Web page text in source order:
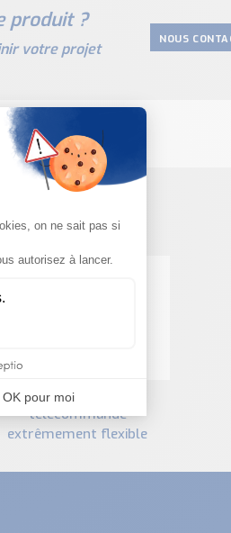
produit ?
votre projet NOUS
panther télé radio :
télécommande
extrêmement flexible